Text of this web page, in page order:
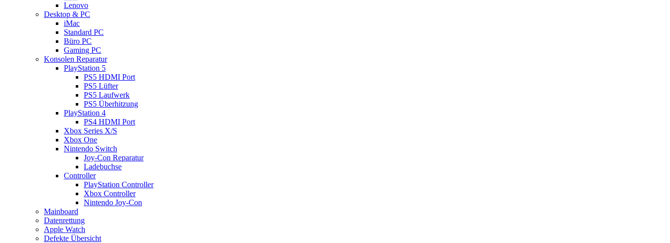
Lenovo
Desktop & PC
iMac
Standard PC
Büro PC
Gaming PC
Konsolen Reparatur
PlayStation 5
PS5 HDMI Port
PS5 Lüfter
PS5 Laufwerk
PS5 Überhitzung
PlayStation 4
PS4 HDMI Port
Xbox Series X/S
Xbox One
Nintendo Switch
Joy-Con Reparatur
Ladebuchse
Controller
PlayStation Controller
Xbox Controller
Nintendo Joy-Con
Mainboard
Datenrettung
Apple Watch
Defekte Übersicht